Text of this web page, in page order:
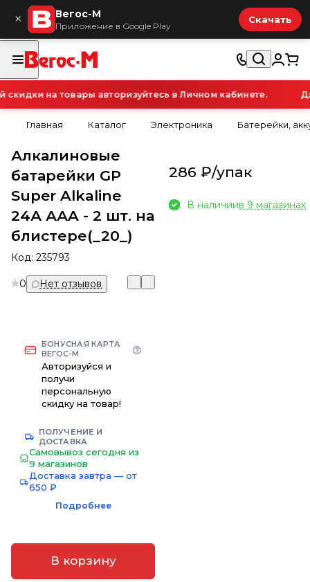
× Вегос-М
Приложение в Google Play
Скачать
на товары авторизуйтесь в Личном кабинете.
Главная Каталог Электроника Батерейки,
Алкалиновые
батарейки GP
Super Alkaline
24А ААA - 2 шт. на
блистере(_20_)
Код: 235793
0 Нет отзывов
БОНУСНАЯ КАРТА
ВЕГОС-М
Авторизуйся и
получи
персональную
скидку на товар!
ПОЛУЧЕНИЕ И
ДОСТАВКА
Самовывоз сегодня из
9 магазинов
Доставка завтра — от
650 ₽
Подробнее
В корзину
286 ₽/упак
В наличиив 9 магазинах